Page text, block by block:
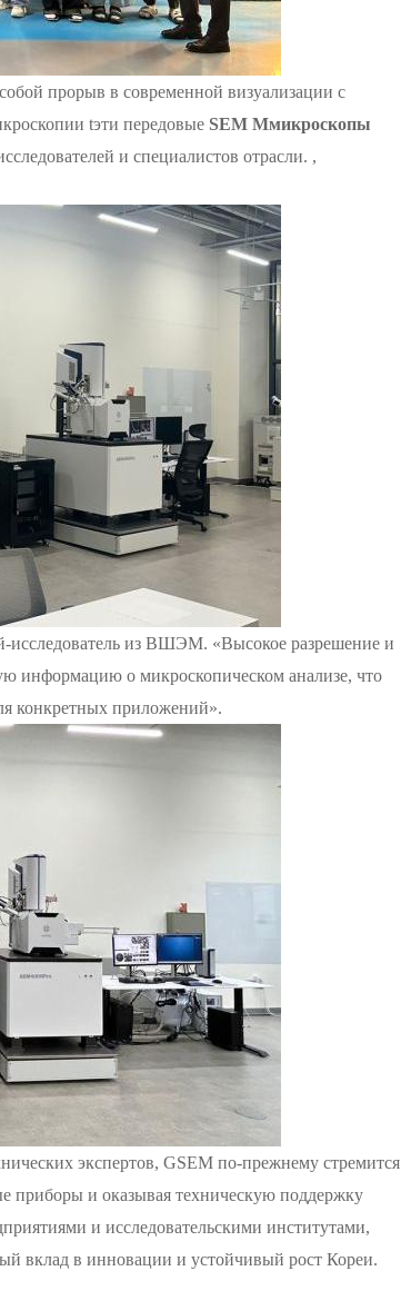
прорыв в современной визуализации с
tэти передовые SEMMмикроскопы
и специалистов отрасли. ,
исследователь из ВШЭМ. «Высокое разрешение и
информацию омикроскопическом анализе, что
конкретных приложений».
экспертов,GSEM по-прежнему стремится
приборы и оказывая техническую поддержку
и исследовательскими институтами,
вклад в инновации и устойчивый рост Кореи.